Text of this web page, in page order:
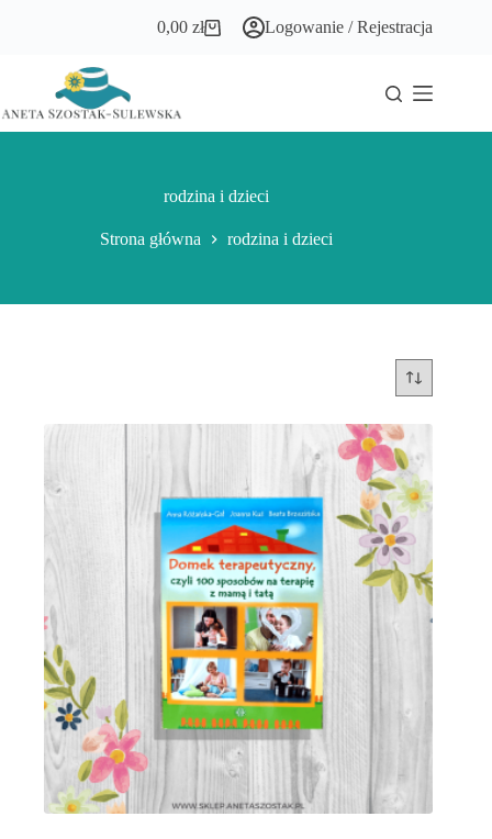
Koszyk
0,00zł Logowanie / Rejestracja
rodzina i dzieci
Strona główna rodzina i dzieci